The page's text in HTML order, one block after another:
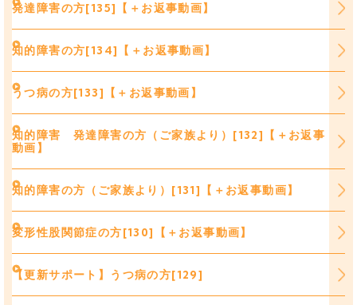
発達障害の方[135]【＋お返事動画】
知的障害の方[134]【＋お返事動画】
うつ病の方[133]【＋お返事動画】
知的障害 発達障害の方（ご家族より）[132]【＋お返事
動画】
知的障害の方（ご家族より）[131]【＋お返事動画】
変形性股関節症の方[130]【＋お返事動画】
【更新サポート】うつ病の方[129]